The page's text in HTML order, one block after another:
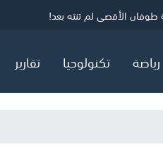
على مخيم قلنديا وكفر عقب: 48 إصابة برصاص الاحتلال
يشعل انقساما داخل اليمين الأمريكي
طوفان الأقصى لم تنته بعد!
رياضة تكنولوجيا تقارير